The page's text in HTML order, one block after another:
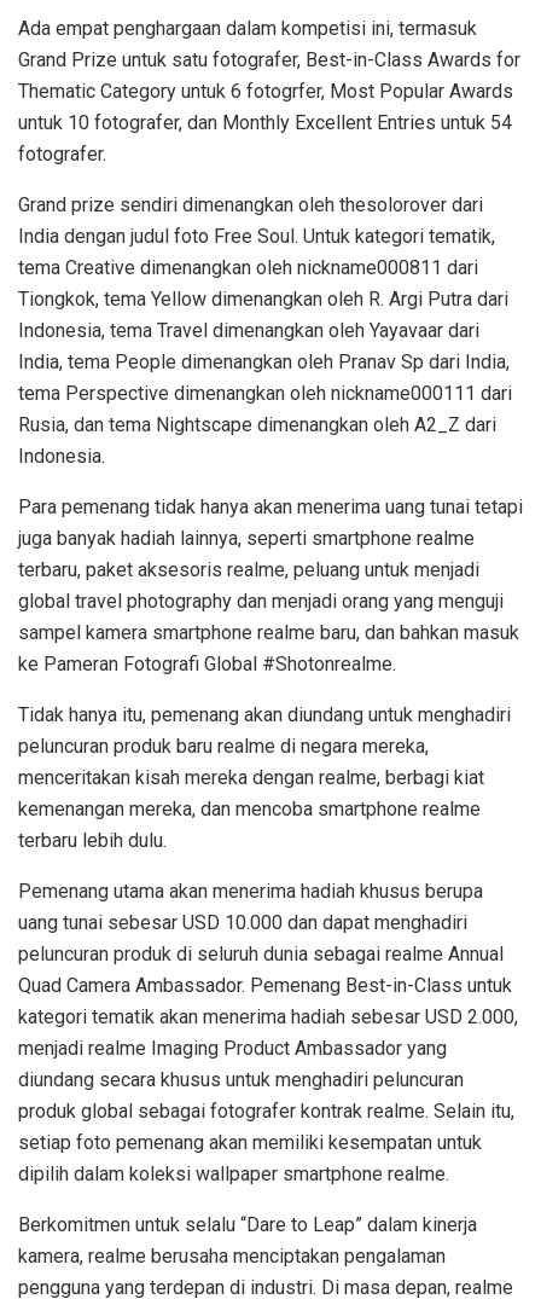
Ada empat penghargaan dalam kompetisi ini, termasuk
Grand Prize untuk satu fotografer, Best-in-Class Awards for
Thematic Category untuk 6 fotogrfer, Most Popular Awards
untuk 10 fotografer, dan Monthly Excellent Entries untuk 54
fotografer.
Grand prize sendiri dimenangkan oleh thesolorover dari
India dengan judul foto Free Soul. Untuk kategori tematik,
tema Creative dimenangkan oleh nickname000811 dari
Tiongkok, tema Yellow dimenangkan oleh R. Argi Putra dari
Indonesia, tema Travel dimenangkan oleh Yayavaar dari
India, tema People dimenangkan oleh Pranav Sp dari India,
tema Perspective dimenangkan oleh nickname000111 dari
Rusia, dan tema Nightscape dimenangkan oleh A2_Z dari
Indonesia.
Para pemenang tidak hanya akan menerima uang tunai tetapi
juga banyak hadiah lainnya, seperti smartphone realme
terbaru, paket aksesoris realme, peluang untuk menjadi
global travel photography dan menjadi orang yang menguji
sampel kamera smartphone realme baru, dan bahkan masuk
ke Pameran Fotografi Global #Shotonrealme.
Tidak hanya itu, pemenang akan diundang untuk menghadiri
peluncuran produk baru realme di negara mereka,
menceritakan kisah mereka dengan realme, berbagi kiat
kemenangan mereka, dan mencoba smartphone realme
terbaru lebih dulu.
Pemenang utama akan menerima hadiah khusus berupa
uang tunai sebesar USD 10.000 dan dapat menghadiri
peluncuran produk di seluruh dunia sebagai realme Annual
Quad Camera Ambassador. Pemenang Best-in-Class untuk
kategori tematik akan menerima hadiah sebesar USD 2.000,
menjadi realme Imaging Product Ambassador yang
diundang secara khusus untuk menghadiri peluncuran
produk global sebagai fotografer kontrak realme. Selain itu,
setiap foto pemenang akan memiliki kesempatan untuk
dipilih dalam koleksi wallpaper smartphone realme.
Berkomitmen untuk selalu “Dare to Leap” dalam kinerja
kamera, realme berusaha menciptakan pengalaman
pengguna yang terdepan di industri. Di masa depan, realme